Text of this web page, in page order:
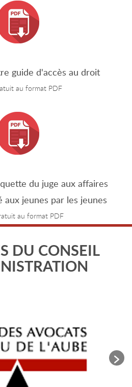
guide d'accès au droit
au format PDF
du juge aux affaires
aux jeunes par les jeunes
au format PDF
DU CONSEIL